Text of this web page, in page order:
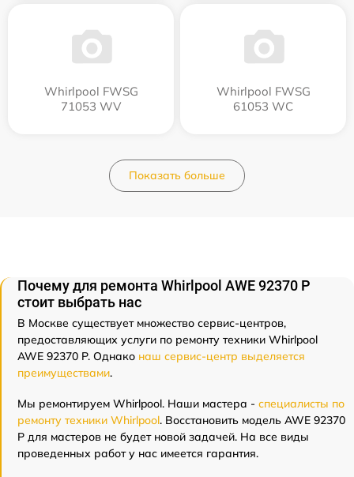
Whirlpool FWSG
71053 WV
Whirlpool FWSG
61053 WC
Показать больше
Почему для ремонта Whirlpool AWE 92370 P
стоит выбрать нас
В Москве существует множество сервис-центров,
предоставляющих услуги по ремонту техники Whirlpool
AWE 92370 P. Однако наш сервис-центр выделяется
преимуществами.
Мы ремонтируем Whirlpool. Наши мастера - специалисты по
ремонту техники Whirlpool. Восстановить модель AWE 92370
P для мастеров не будет новой задачей. На все виды
проведенных работ у нас имеется гарантия.